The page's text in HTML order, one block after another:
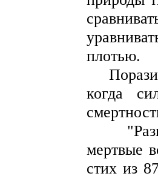
плотью.
когда
"Разве
мертвые
стих из